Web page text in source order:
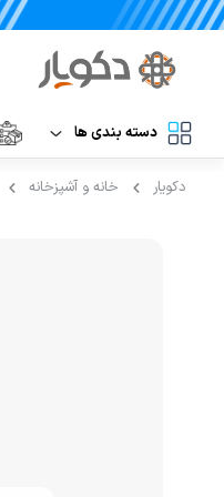
دسته بندی ها
لوازم برقی آشپزخانه دکویار خانه و آشپزخانه